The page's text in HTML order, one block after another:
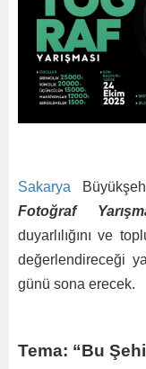
Sakarya
Fotoğraf
duyarlılığını ve
değerlendireceği
günü sona erecek.
Tema: “Bu